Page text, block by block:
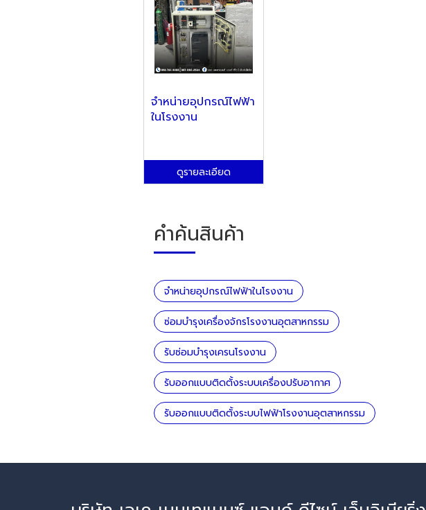
จำหน่ายอุปกรณ์ไฟฟ้า
ในโรงงาน
ดูรายละเอียด
คำค้นสินค้า
จำหน่ายอุปกรณ์ไฟฟ้าในโรงงาน
ซ่อมบำรุงเครื่องจักรโรงงานอุตสาหกรรม
รับซ่อมบำรุงเครนโรงงาน
รับออกแบบติดตั้งระบบเครื่องปรับอากาศ
รับออกแบบติดตั้งระบบไฟฟ้าโรงงานอุตสาหกรรม